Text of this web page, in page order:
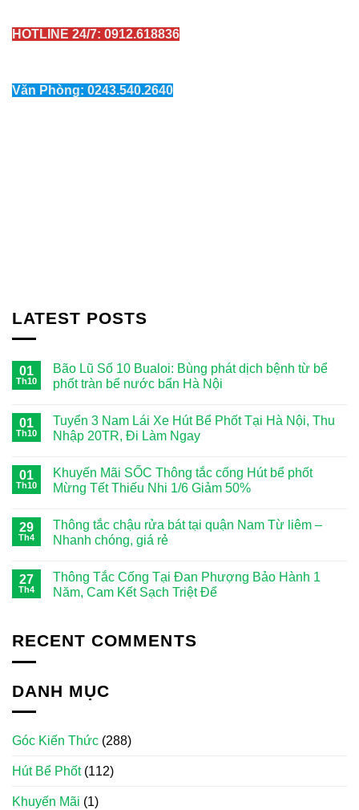
HOTLINE 24/7: 0912.618836
Văn Phòng: 0243.540.2640
LATEST POSTS
01
Th10
Bão Lũ Số 10 Bualoi: Bùng phát dịch bệnh từ bể
phốt tràn bể nước bẩn Hà Nội
01
Th10
Tuyển 3 Nam Lái Xe Hút Bể Phốt Tại Hà Nội, Thu
Nhập 20TR, Đi Làm Ngay
01
Th10
Khuyến Mãi SỐC Thông tắc cống Hút bể phốt
Mừng Tết Thiếu Nhi 1/6 Giảm 50%
29
Th4
Thông tắc chậu rửa bát tại quận Nam Từ liêm –
Nhanh chóng, giá rẻ
27
Th4
Thông Tắc Cống Tại Đan Phượng Bảo Hành 1
Năm, Cam Kết Sạch Triệt Để
RECENT COMMENTS
DANH MỤC
Góc Kiến Thức (288)
Hút Bể Phốt(112)
Khuyến Mãi (1)